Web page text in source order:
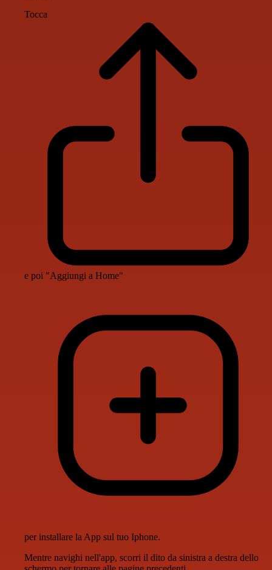
Tocca
e poi "Aggiungi a Home"
per installare la App sul tuo Iphone.
Mentre navighi nell'app, scorri il dito da sinistra a destra dello